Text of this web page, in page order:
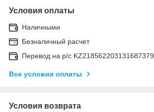
Условия оплаты
Наличными
Безналичный расчет
Перевод на р/с KZ218562203131687379
Все условия оплаты
Условия возврата